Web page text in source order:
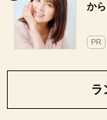
か
PR
ラ